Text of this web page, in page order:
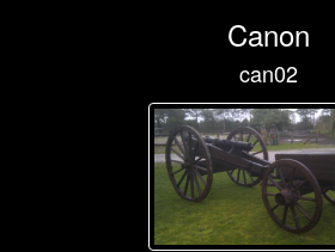
Canon
can02